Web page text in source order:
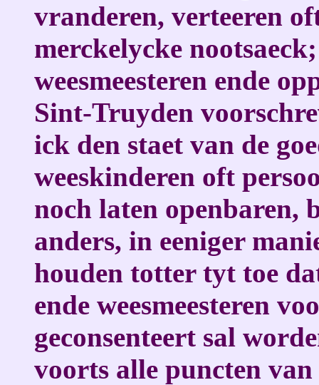
vranderen, verteeren
merckelycke
weesmeesteren ende
Sint-Truyden
ick den staet van de
weeskinderen oft
noch laten openbaren,
anders, in eeniger
houden totter tyt toe
ende weesmeesteren
geconsenteert sal
voorts alle puncten